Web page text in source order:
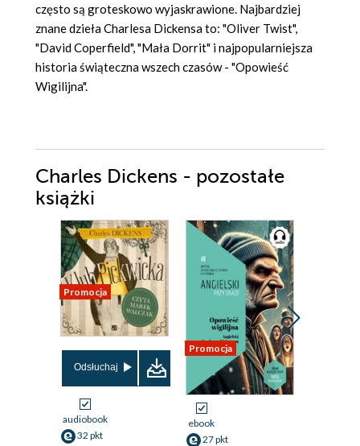
często są groteskowo wyjaskrawione. Najbardziej
znane dzieła Charlesa Dickensa to: "Oliver Twist",
"David Coperfield", "Mała Dorrit" i najpopularniejsza
historia świąteczna wszech czasów - "Opowieść
Wigilijna".
Charles Dickens - pozostałe
książki
Promocja
Odsłuchaj
audiobook
32 pkt
Promocja
ebook
27 pkt